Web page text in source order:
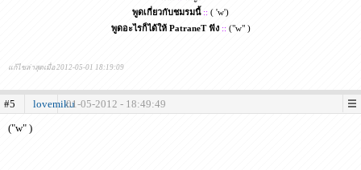
พูดเกี่ยวกับชมรมนี้ :: ( 'w')
พูดอะไรก็ได้ให้ PatraneT ฟัง :: ("w" )
แก้ไขล่าสุดเมื่อ 2012-05-01 18:19:09
#5 lovemiku01-05-2012 - 18:49:49
("w" )